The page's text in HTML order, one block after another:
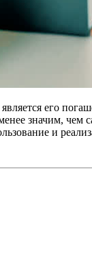
его
значим, чем
и